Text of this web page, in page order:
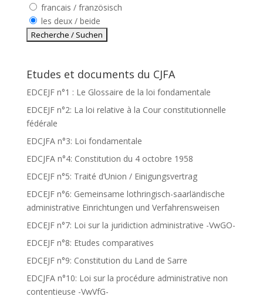
francais / französisch
les deux / beide
Etudes et documents du CJFA
EDCEJF n°1 : Le Glossaire de la loi fondamentale
EDCEJF n°2: La loi relative à la Cour constitutionnelle
fédérale
EDCJFA n°3: Loi fondamentale
EDCJFA n°4: Constitution du 4 octobre 1958
EDCEJF n°5: Traité d’Union / Einigungsvertrag
EDCEJF n°6: Gemeinsame lothringisch-saarländische
administrative Einrichtungen und Verfahrensweisen
EDCEJF n°7: Loi sur la juridiction administrative -VwGO-
EDCEJF n°8: Etudes comparatives
EDCEJF n°9: Constitution du Land de Sarre
EDCJFA n°10: Loi sur la procédure administrative non
contentieuse -VwVfG-